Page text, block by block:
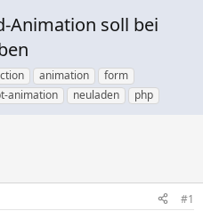
Animation soll bei
animation
form
animation neuladen php
#1